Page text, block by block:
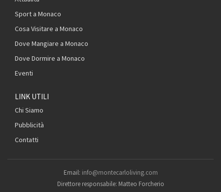
Sport a Monaco
Cosa Visitare a Monaco
Dove Mangiare a Monaco
Dove Dormire a Monaco
Eventi
LINK UTILI
Chi Siamo
Pubblicità
Contatti
Email: info@montecarloliving.com
Direttore responsabile: Matteo Forcherio